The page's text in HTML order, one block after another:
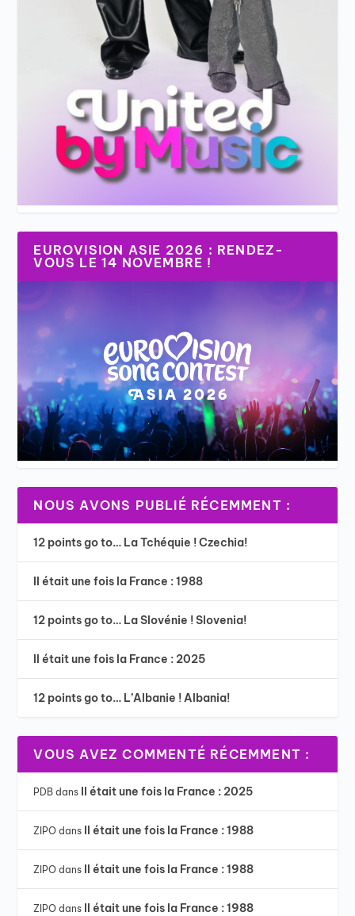
EUROVISION ASIE 2026 : RENDEZ-
VOUS LE 14 NOVEMBRE !
NOUS AVONS PUBLIÉ RÉCEMMENT :
12 points go to… La Tchéquie ! Czechia!
Il était une fois la France : 1988
12 points go to… La Slovénie ! Slovenia!
Il était une fois la France : 2025
12 points go to… L’Albanie ! Albania!
VOUS AVEZ COMMENTÉ RÉCEMMENT :
PDB dans Il était une fois la France : 2025
ZIPO dans Il était une fois la France : 1988
ZIPO dans Il était une fois la France : 1988
ZIPO dans Il était une fois la France : 1988